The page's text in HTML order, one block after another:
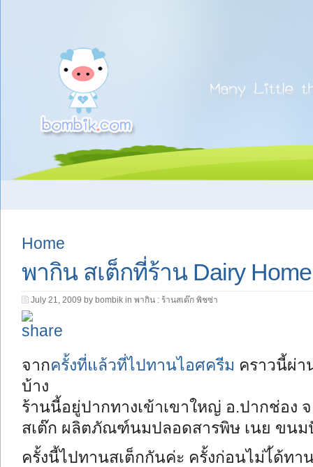
Home
พากิน สเต็กที่ร้าน Dairy
July 21, 2009 by bombik in พากิน : ร้านสเต๊ก พิชซ่า
จากครั้งที่แล้วที่ไปทานไอศครีม คราวนี้ผ่า
บ้าง
ร้านนี้อยู่ปากทางเข้าเขาใหญ่ อ.ปากช่อง
สเต๊ก ผลิตภัณฑ์นมปลอดสารพิษ เนย ขนม
ครั้งนี้ไปทานสเต็กกันค่ะ ครั้งก่อนไม่ไ้ด้ทา